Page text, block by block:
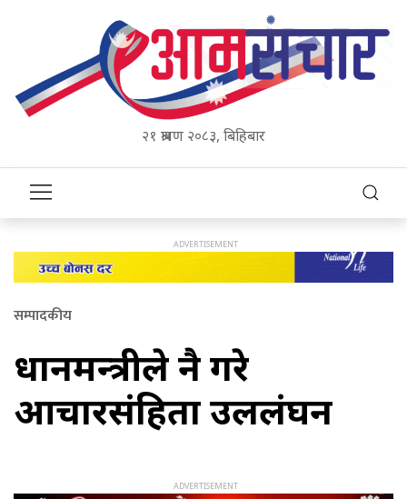
२१ श्रावण २०८३, बिहिबार
सम्पादकीय
प्रधानमन्त्रीले नै गरे
आचारसंहिता उललंघन